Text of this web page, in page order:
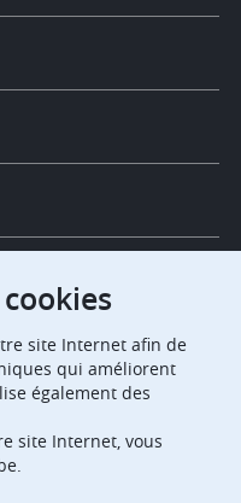
Jobs
site Internet afin de
qui améliorent
également des
site Internet, vous